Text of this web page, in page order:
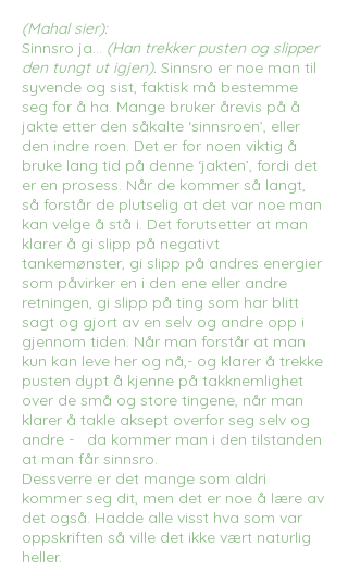
(Mahal sier):
Sinnsro ja… (Han trekker pusten og slipper
den tungt ut igjen). Sinnsro er noe man til
syvende og sist, faktisk må bestemme
seg for å ha. Mange bruker årevis på å
jakte etter den såkalte ‘sinnsroen’, eller
den indre roen. Det er for noen viktig å
bruke lang tid på denne ‘jakten’, fordi det
er en prosess. Når de kommer så langt,
så forstår de plutselig at det var noe man
kan velge å stå i. Det forutsetter at man
klarer å gi slipp på negativt
tankemønster, gi slipp på andres energier
som påvirker en i den ene eller andre
retningen, gi slipp på ting som har blitt
sagt og gjort av en selv og andre opp i
gjennom tiden. Når man forstår at man
kun kan leve her og nå,- og klarer å trekke
pusten dypt å kjenne på takknemlighet
over de små og store tingene, når man
klarer å takle aksept overfor seg selv og
andre - da kommer man i den tilstanden
at man får sinnsro.
Dessverre er det mange som aldri
kommer seg dit, men det er noe å lære av
det også. Hadde alle visst hva som var
oppskriften så ville det ikke vært naturlig
heller.